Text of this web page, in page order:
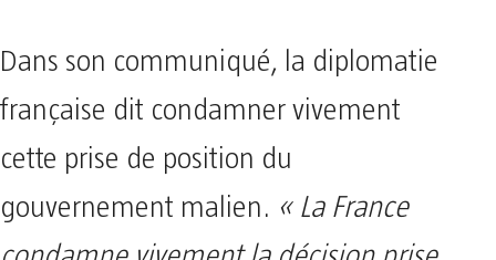
Dans son communiqué, la diplomatie
française dit condamner vivement
cette prise de position du
gouvernement malien. « La France